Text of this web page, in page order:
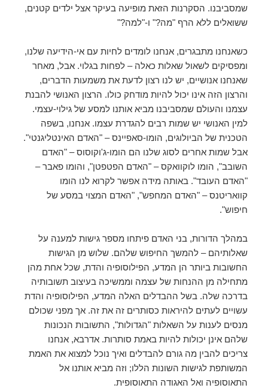
שמסביבנו. הסקרנות הזאת מופיעה בעיקר אצל ילדים קטנים,
ששואלים ללא הרף "מה?" ו-"למה?"
כשאנחנו מתבגרים, אנחנו לומדים לחיות עם אי-הידיעה שלנו,
ומפסיקים לשאול שאלות כאלה – לפחות בגלוי. אבל, מאחר
שאנחנו אנושיים, יש לנו רצון לדעת את משמעות הדברים,
והרצון הזה אינו יכול להיות מודחק כולו. הרצון האנושי להבנת
עצמנו והעולם שמסביבנו מביא אותנו למסע של גילוי-עצמי.
למין האנושי יש שמות רבים להגדרת עצמו. אנחנו, בשפה
הטכנית של הביולוגים, הומו-סאפיינס – "האדם האינטליגנטי".
אבל שמות אחרים לסוג שלנו הם הומו-ג'וקוסוס – "האדם
השובב", הומו לוקוואקס – "האדם הפטפטן", והומו פאבר –
"האדם העובד". באותה מידה אפשר לקרוא לנו הומו
קוואריטנס – "האדם המחפש", "האדם המצוי במסע של
חיפוש".
במהלך הדורות, בני האדם פיתחו מספר גישות למענה על
שאלותיהם – להמשך החיפוש שלהם. שלוש מן הגישות
החשובות ביותר הן המדע, הפילוסופיה והדת, שכל אחת מהן
מתחילה מן ההנחות של עצמה וממשיכה בעיצוב תשובותיה
בדרכה שלה. בשל ההבדלים האלה המדע, הפילוסופיה והדת
עשויים לעתים להיראות כסותרים זה את זה. אך מפני שכולם
מנסים לענות על השאלות "הגדולות", התשובות הנכונות
שלהם אינן יכולות להיות באמת סותרות. אדרבא, אנחנו
צריכים להבין מה גורם להבדלים ואיך נוכל למצוא את האמת
המשותפת לגישות השונות הללו; וזה מביא אותנו אל
התאוסופיה ואל האגודה התאוסופית.